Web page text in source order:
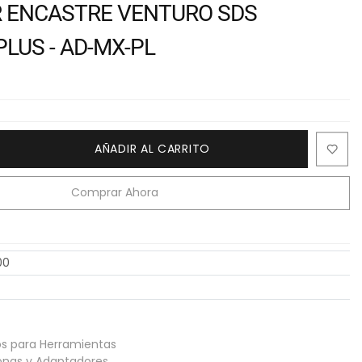
VENTURO SDS
- AD-MX-PL
AÑADIR AL CARRITO
Comprar Ahora
para Herramientas